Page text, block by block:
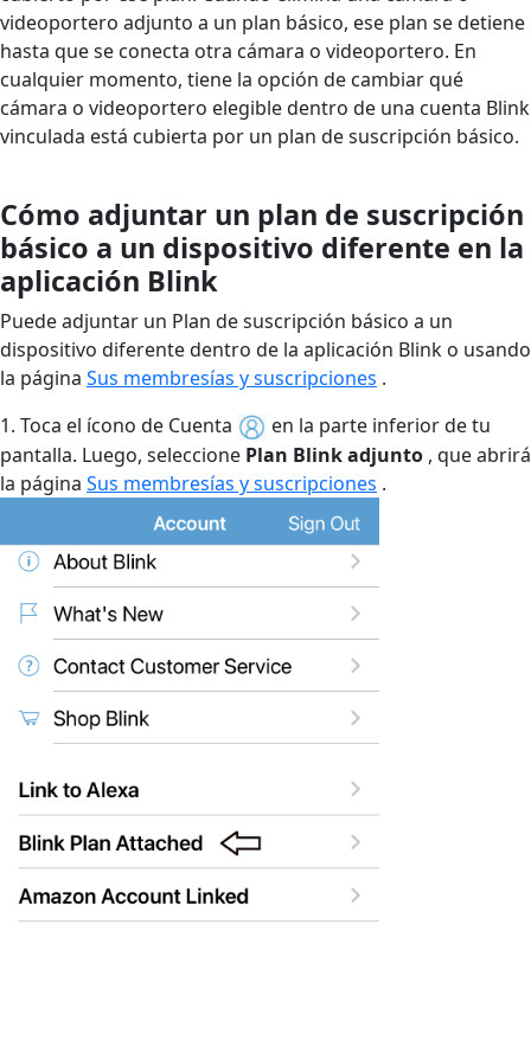
videoportero adjunto a un plan básico, ese plan se detiene
hasta que se conecta otra cámara o videoportero. En
cualquier momento, tiene la opción de cambiar qué
cámara o videoportero elegible dentro de una cuenta Blink
vinculada está cubierta por un plan de suscripción básico.
Cómo adjuntar un plan de suscripción
básico a un dispositivo diferente en la
aplicación Blink
Puede adjuntar un Plan de suscripción básico a un
dispositivo diferente dentro de la aplicación Blink o usando
la página Sus membresías y suscripciones .
1. Toca el ícono de Cuenta
en la parte inferior de tu
pantalla. Luego, seleccione Plan Blink adjunto , que abrirá
la página Sus membresías y suscripciones .